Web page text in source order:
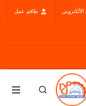
الألكتروني طاقم عمل